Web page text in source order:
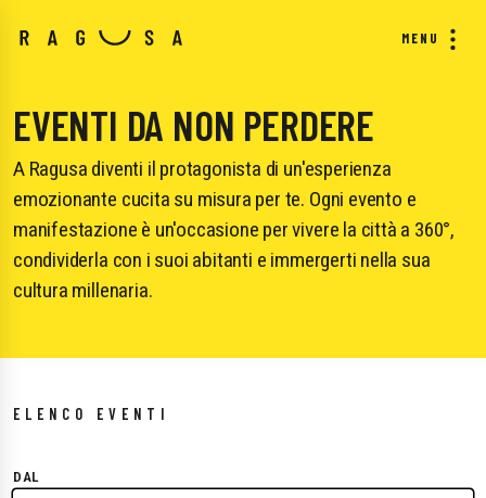
MENU
EVENTI DA NON PERDERE
A Ragusa diventi il protagonista di un'esperienza
emozionante cucita su misura per te. Ogni evento e
manifestazione è un'occasione per vivere la città a 360°,
condividerla con i suoi abitanti e immergerti nella sua
cultura millenaria.
ELENCO EVENTI
DAL